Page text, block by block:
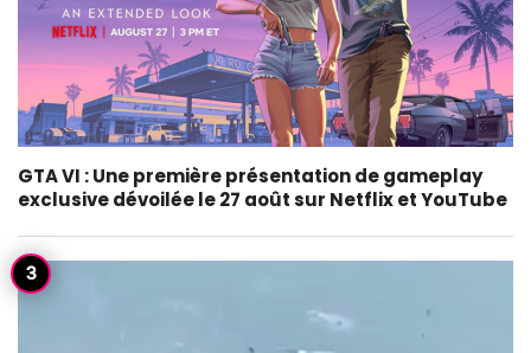
GTA VI : Une première présentation de gameplay
exclusive dévoilée le 27 août sur Netflix et YouTube